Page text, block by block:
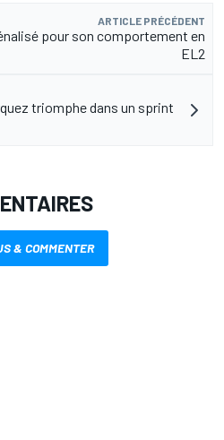
ARTICLE PRÉCÉDENT
pour son comportement en
EL2
triomphe dans un sprint
& COMMENTER